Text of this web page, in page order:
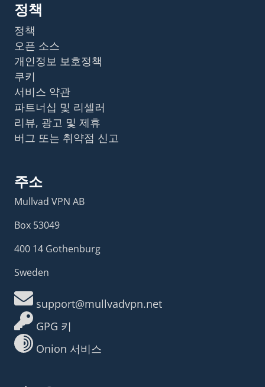
정책
정책
오픈 소스
개인정보 보호정책
쿠키
서비스 약관
파트너십 및 리셀러
리뷰, 광고 및 제휴
버그 또는 취약점 신고
주소
Mullvad VPN AB
Box 53049
400 14 Gothenburg
Sweden
support@mullvadvpn.net
GPG 키
Onion 서비스